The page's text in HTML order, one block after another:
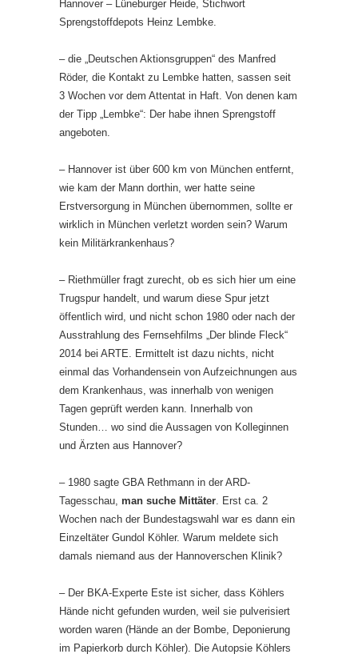
Hannover – Lüneburger Heide, Stichwort
Sprengstoffdepots Heinz Lembke.
– die „Deutschen Aktionsgruppen“ des Manfred
Röder, die Kontakt zu Lembke hatten, sassen seit
3 Wochen vor dem Attentat in Haft. Von denen kam
der Tipp „Lembke“: Der habe ihnen Sprengstoff
angeboten.
– Hannover ist über 600 km von München entfernt,
wie kam der Mann dorthin, wer hatte seine
Erstversorgung in München übernommen, sollte er
wirklich in München verletzt worden sein? Warum
kein Militärkrankenhaus?
– Riethmüller fragt zurecht, ob es sich hier um eine
Trugspur handelt, und warum diese Spur jetzt
öffentlich wird, und nicht schon 1980 oder nach der
Ausstrahlung des Fernsehfilms „Der blinde Fleck“
2014 bei ARTE. Ermittelt ist dazu nichts, nicht
einmal das Vorhandensein von Aufzeichnungen aus
dem Krankenhaus, was innerhalb von wenigen
Tagen geprüft werden kann. Innerhalb von
Stunden… wo sind die Aussagen von Kolleginnen
und Ärzten aus Hannover?
– 1980 sagte GBA Rethmann in der ARD-
Tagesschau, man suche Mittäter . Erst ca. 2
Wochen nach der Bundestagswahl war es dann ein
Einzeltäter Gundol Köhler. Warum meldete sich
damals niemand aus der Hannoverschen Klinik?
– Der BKA-Experte Este ist sicher, dass Köhlers
Hände nicht gefunden wurden, weil sie pulverisiert
worden waren (Hände an der Bombe, Deponierung
im Papierkorb durch Köhler). Die Autopsie Köhlers